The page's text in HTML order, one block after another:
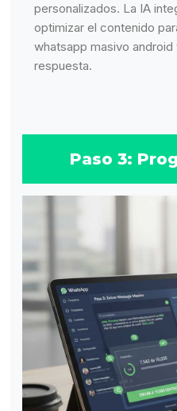
personalizados. La IA
optimizar el contenido
whatsapp masivo
respuesta.
Paso 3: